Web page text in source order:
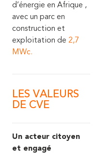
d’énergie en Afrique ,
avec un parc en
construction et
exploitation de 2,7
MWc.
LES VALEURS
DE CVE
Un acteur citoyen
et engagé